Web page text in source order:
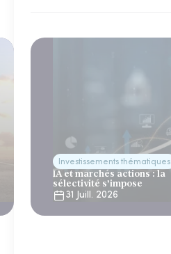
Investissements thématiques
IA et marchés actions : la
sélectivité s’impose
31 Juill. 2026